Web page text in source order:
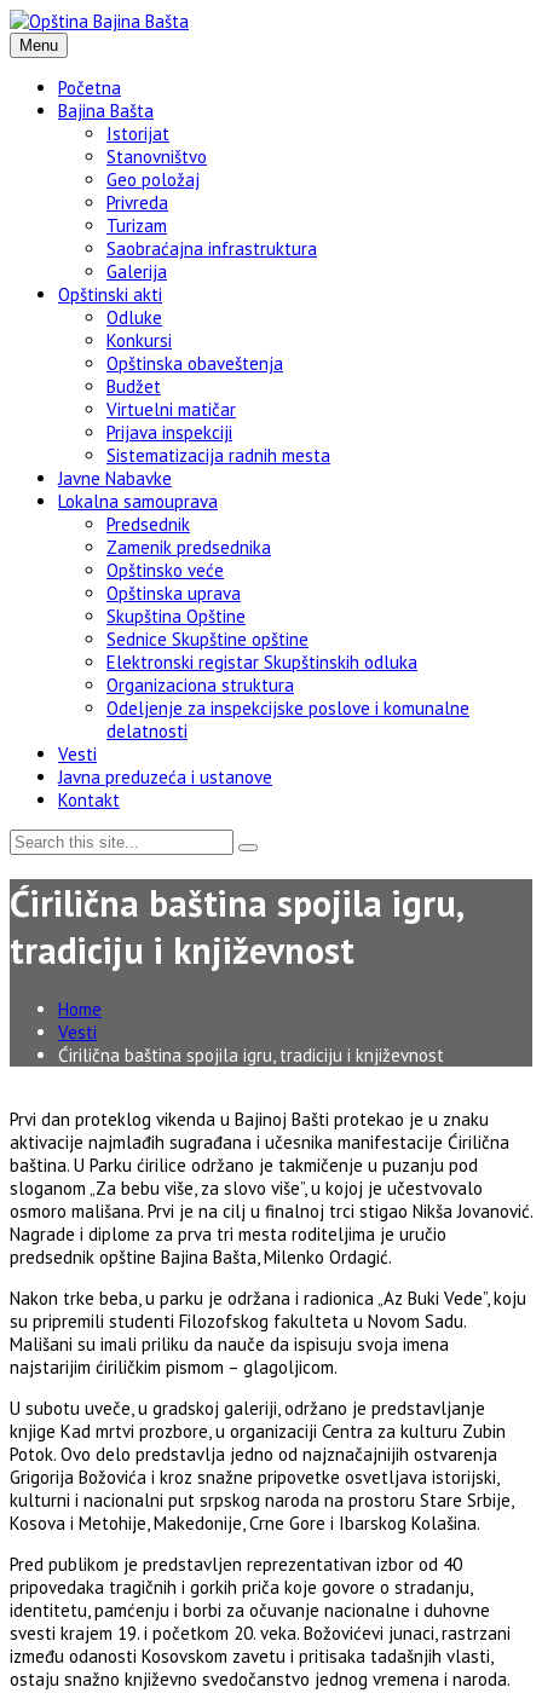
Menu
Početna
Bajina Bašta
Istorijat
Stanovništvo
Geo položaj
Privreda
Turizam
Saobraćajna infrastruktura
Galerija
Opštinski akti
Odluke
Konkursi
Opštinska obaveštenja
Budžet
Virtuelni matičar
Prijava inspekciji
Sistematizacija radnih mesta
Javne Nabavke
Lokalna samouprava
Predsednik
Zamenik predsednika
Opštinsko veće
Opštinska uprava
Skupština Opštine
Sednice Skupštine opštine
Elektronski registar Skupštinskih odluka
Organizaciona struktura
Odeljenje za inspekcijske poslove i komunalne
delatnosti
Vesti
Javna preduzeća i ustanove
Kontakt
Ćirilična baština spojila igru,
tradiciju i književnost
Home
Vesti
Ćirilična baština spojila igru, tradiciju i književnost
Prvi dan proteklog vikenda u Bajinoj Bašti protekao je u znaku
aktivacije najmlađih sugrađana i učesnika manifestacije Ćirilična
baština. U Parku ćirilice održano je takmičenje u puzanju pod
sloganom „Za bebu više, za slovo više”, u kojoj je učestvovalo
osmoro mališana. Prvi je na cilj u finalnoj trci stigao Nikša Jovanović.
Nagrade i diplome za prva tri mesta roditeljima je uručio
predsednik opštine Bajina Bašta,Milenko Ordagić.
Nakon trke beba, u parku je održana i radionica „Az Buki Vede”, koju
su pripremili studenti Filozofskog fakulteta u Novom Sadu.
Mališani su imali priliku da nauče da ispisuju svoja imena
najstarijim ćiriličkim pismom – glagoljicom.
U subotu uveče, u gradskoj galeriji, održano je predstavljanje
knjige Kad mrtvi prozbore, u organizaciji Centra za kulturu Zubin
Potok. Ovo delo predstavlja jedno od najznačajnijih ostvarenja
Grigorija Božovića i kroz snažne pripovetke osvetljava istorijski,
kulturni i nacionalni put srpskog naroda na prostoru Stare Srbije,
Kosova i Metohije, Makedonije, Crne Gore i Ibarskog Kolašina.
Pred publikom je predstavljen reprezentativan izbor od 40
pripovedaka tragičnih i gorkih priča koje govore o stradanju,
identitetu, pamćenju i borbi za očuvanje nacionalne i duhovne
svesti krajem 19. i početkom 20. veka. Božovićevi junaci, rastrzani
između odanosti Kosovskom zavetu i pritisaka tadašnjih vlasti,
ostaju snažno književno svedočanstvo jednog vremena i naroda.